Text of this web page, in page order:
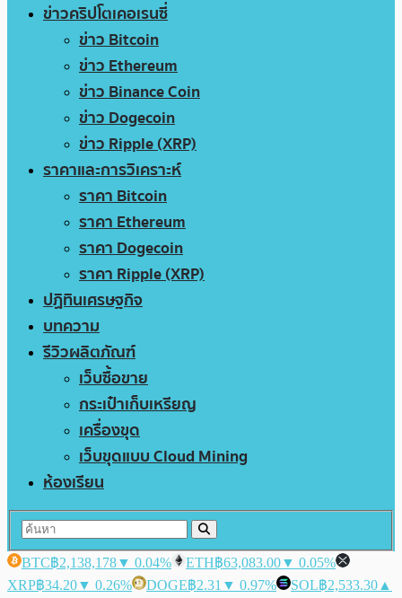
ข่าวคริปโตเคอเรนซี่
ข่าว Bitcoin
ข่าว Ethereum
ข่าว Binance Coin
ข่าว Dogecoin
ข่าว Ripple (XRP)
ราคาและการวิเคราะห์
ราคา Bitcoin
ราคา Ethereum
ราคา Dogecoin
ราคา Ripple (XRP)
ปฏิทินเศรษฐกิจ
บทความ
รีวิวผลิตภัณฑ์
เว็บซื้อขาย
กระเป๋าเก็บเหรียญ
เครื่องขุด
เว็บขุดแบบ Cloud Mining
ห้องเรียน
BTC฿2,138,178▼ 0.04% ETH฿63,083.00▼ 0.05%
XRP฿34.20▼ 0.26% DOGE฿2.31 ▼ 0.97% SOL฿2,533.30 ▲